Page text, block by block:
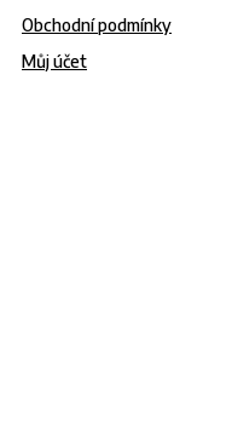
Obchodní podmínky
Můj účet